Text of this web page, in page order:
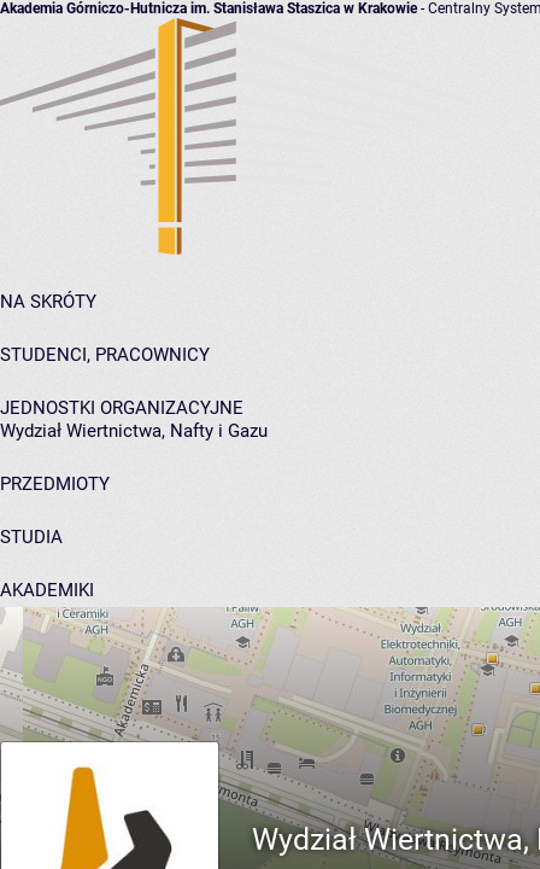
Akademia Górniczo-Hutnicza im. Stanisława Staszica w Krakowie- Centralny
NA SKRÓTY
STUDENCI, PRACOWNICY
JEDNOSTKI ORGANIZACYJNE
Wydział Wiertnictwa, Nafty i Gazu
PRZEDMIOTY
STUDIA
AKADEMIKI
POMOC
Wydział